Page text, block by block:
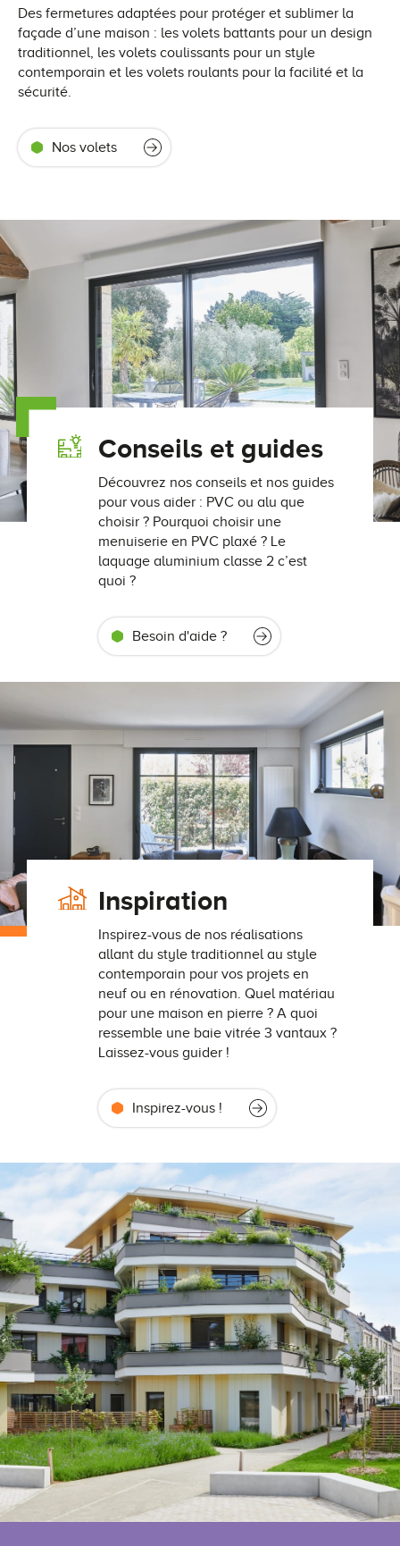
Des fermetures adaptées pour protéger et sublimer la
façade d’une maison : les volets battants pour un design
traditionnel, les volets coulissants pour un style
contemporain et les volets roulants pour la facilité et la
sécurité.
Nos volets
Conseils et guides
Découvrez nos conseils et nos guides
pour vous aider : PVC ou alu que
choisir ? Pourquoi choisir une
menuiserie en PVC plaxé ? Le
laquage aluminium classe 2 c’est
quoi ?
Besoin d'aide ?
Inspiration
Inspirez-vous de nos réalisations
allant du style traditionnel au style
contemporain pour vos projets en
neuf ou en rénovation. Quel matériau
pour une maison en pierre ? A quoi
ressemble une baie vitrée 3 vantaux ?
Laissez-vous guider !
Inspirez-vous !